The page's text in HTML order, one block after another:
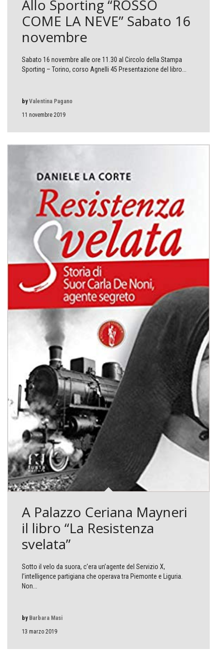
Allo Sporting “ROSSO
COME LA NEVE” Sabato 16
novembre
Sabato 16 novembre alle ore 11.30 al Circolo della Stampa
Sporting – Torino, corso Agnelli 45 Presentazione del libro...
11 novembre 2019
byValentina Pagano
A Palazzo Ceriana Mayneri
il libro “La Resistenza
svelata”
Sotto il velo da suora, c’era un’agente del Servizio X,
l’intelligence partigiana che operava tra Piemonte e Liguria.
Non...
13 marzo 2019
by Barbara Masi